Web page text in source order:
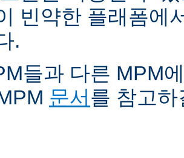
빈약한 플래폼에
.
들과 다른 MPM
문서를 참고